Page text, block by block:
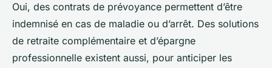
Oui, des contrats de prévoyance permettent d’être
indemnisé en cas de maladie ou d’arrêt. Des solutions
de retraite complémentaire et d’épargne
professionnelle existent aussi, pour anticiper les